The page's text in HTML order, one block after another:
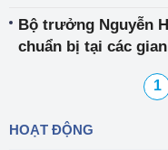
Bộ trưởng Nguyễn
chuẩn bị tại các
1
HOẠT ĐỘNG